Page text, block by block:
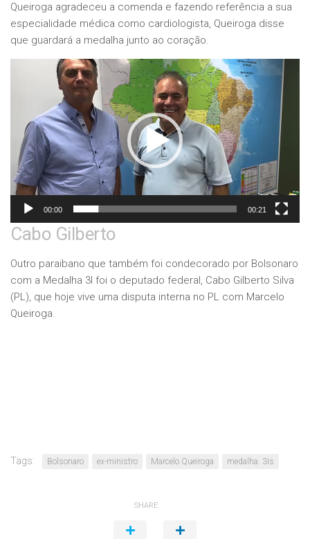
Queiroga agradeceu a comenda e fazendo referência a sua
especialidade médica como cardiologista, Queiroga disse
que guardará a medalha junto ao coração.
00:00 00:21
Cabo Gilberto
Outro paraibano que também foi condecorado por Bolsonaro
com a Medalha 3I foi o deputado federal, Cabo Gilberto Silva
(PL), que hoje vive uma disputa interna no PL com Marcelo
Queiroga.
Tags: Bolsonaro ex-ministro Marcelo Queiroga medalha. 3Is
SHARE